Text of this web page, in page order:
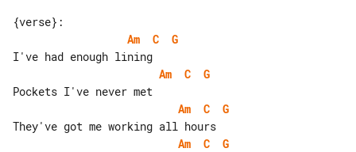
Am
C
G
Am
C
G
Am
C
G
Am
C
G